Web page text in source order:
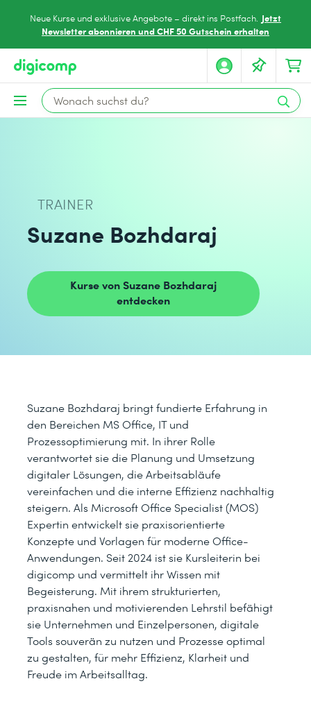
Neue Kurse und exklusive Angebote – direkt ins Postfach. Jetzt
Newsletter abonnieren und CHF 50 Gutschein erhalten
TRAINER
Suzane Bozhdaraj
Kurse von Suzane Bozhdaraj
entdecken
Suzane Bozhdaraj bringt fundierte Erfahrung in
den Bereichen MS Office, IT und
Prozessoptimierung mit. In ihrer Rolle
verantwortet sie die Planung und Umsetzung
digitaler Lösungen, die Arbeitsabläufe
vereinfachen und die interne Effizienz nachhaltig
steigern. Als Microsoft Office Specialist (MOS)
Expertin entwickelt sie praxisorientierte
Konzepte und Vorlagen für moderne Office-
Anwendungen. Seit 2024 ist sie Kursleiterin bei
digicomp und vermittelt ihr Wissen mit
Begeisterung. Mit ihrem strukturierten,
praxisnahen und motivierenden Lehrstil befähigt
sie Unternehmen und Einzelpersonen, digitale
Tools souverän zu nutzen und Prozesse optimal
zu gestalten, für mehr Effizienz, Klarheit und
Freude im Arbeitsalltag.